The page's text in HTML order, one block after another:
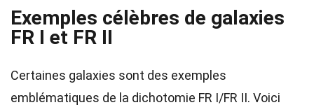
Exemples célèbres de galaxies
FR I et FR II
Certaines galaxies sont des exemples
emblématiques de la dichotomie FR I/FR II. Voici